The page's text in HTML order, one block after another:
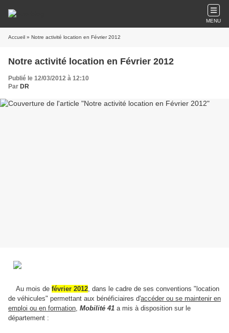
MENU
Accueil » Notre activité location en Février 2012
Notre activité location en Février 2012
Publié le 12/03/2012 à 12:10
Par DR
Au mois de février 2012, dans le cadre de ses conventions "location
de véhicules" permettant aux bénéficiaires d'accéder ou se maintenir en
emploi ou en formation, Mobilité 41 a mis à disposition sur le
département :